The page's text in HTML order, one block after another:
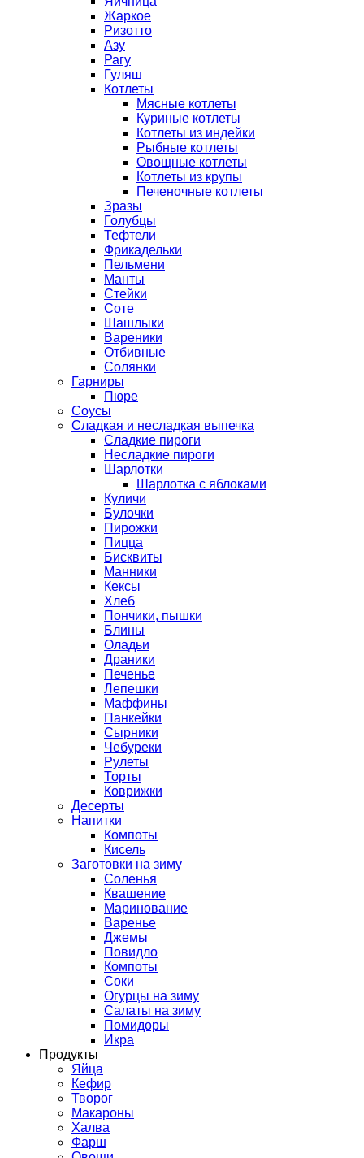
Жаркое
Ризотто
Азу
Рагу
Гуляш
Котлеты
Мясные котлеты
Куриные котлеты
Котлеты из индейки
Рыбные котлеты
Овощные котлеты
Котлеты из крупы
Печеночные котлеты
Зразы
Голубцы
Тефтели
Фрикадельки
Пельмени
Манты
Стейки
Соте
Шашлыки
Вареники
Отбивные
Солянки
Гарниры
Пюре
Соусы
Сладкая и несладкая выпечка
Сладкие пироги
Несладкие пироги
Шарлотки
Шарлотка с яблоками
Куличи
Булочки
Пирожки
Пицца
Бисквиты
Манники
Кексы
Хлеб
Пончики, пышки
Блины
Оладьи
Драники
Печенье
Лепешки
Маффины
Панкейки
Сырники
Чебуреки
Рулеты
Торты
Коврижки
Десерты
Напитки
Компоты
Кисель
Заготовки на зиму
Соленья
Квашение
Маринование
Варенье
Джемы
Повидло
Компоты
Соки
Огурцы на зиму
Салаты на зиму
Помидоры
Икра
Продукты
Яйца
Кефир
Творог
Макароны
Халва
Фарш